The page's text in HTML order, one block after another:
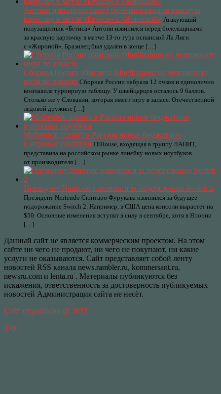
Антони извинился перед болельщиками за красную
карточку в матче «Бетиса» с «Жироной» Атакующий
полузащитник «Бетиса» Антони извинился перед болельщиками
за красную карточку в матче 13-го тура испанской Ла Лиги
с «Жироной». Бразилец был удалён в конце […]
Сборная России обыграла Швейцарию на чемпионате
мира по хоккею Сборная России набрала 12 очков и единолично
возглавила турнирную таблицу. У швейцарцев осталось 9 баллов.
Столько же у Словакии, которая имеет игру в запасе. Отечественной
ледовой дружине […]
Maibenben привёз в Россию новые бюджетные
и игровые ноутбуки DiHouse, входящая в группу ЛАНИТ,
представила на российском рынке линейку новых ноутбуков
от производителя […]
Президент Nintendo извинился за подорожание Switch 2
Президент Nintendo Сюнтаро Фурукава извинился за будущее
подорожание Switch 2. Например, в США цена консоли вырастет на
$50. Основные изменения вступят в силу в сентябре, хотя в Японии
[…]
Данный сайт не является коммерческим проектом. На этом
сайте ни чего не продают, ни чего не покупают, ни какие
услуги не оказываются. Сайт представляет собой ленту
новостей RSS канала news.rambler.ru, kommersant.ru,
newsru.com и lenta.ru . Материалы публикуются без
искажения, ответственность за достоверность публикуемых
новостей Администрация сайта не несёт.
Сайт от psikhoter @ 2023
Top